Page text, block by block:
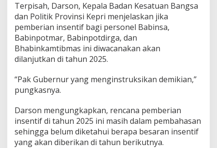
n
Terpisah, Darson, Kepala Badan Kesatuan Bangsa
dan Politik Provinsi Kepri menjelaskan jika
pemberian insentif bagi personel Babinsa,
Babinpotmar, Babinpotdirga, dan
Bhabinkamtibmas ini diwacanakan akan
dilanjutkan di tahun 2025.
“Pak Gubernur yang menginstruksikan demikian,”
pungkasnya.
Darson mengungkapkan, rencana pemberian
insentif di tahun 2025 ini masih dalam pembahasan
sehingga belum diketahui berapa besaran insentif
yang akan diberikan di tahun berikutnya.